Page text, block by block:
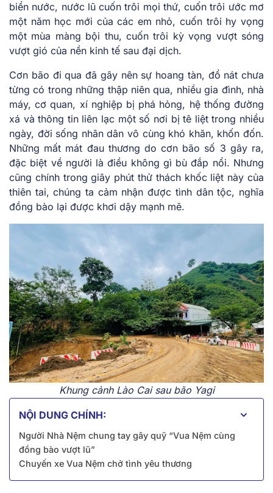
biển nước, nước lũ cuốn trôi mọi thứ, cuốn trôi ước mơ
một năm học mới của các em nhỏ, cuốn trôi hy vọng
một mùa màng bội thu, cuốn trôi kỳ vọng vượt sóng
vượt gió của nền kinh tế sau đại dịch.
Cơn bão đi qua đã gây nên sự hoang tàn, đổ nát chưa
từng có trong những thập niên qua, nhiều gia đình, nhà
máy, cơ quan, xí nghiệp bị phá hỏng, hệ thống đường
xá và thông tin liên lạc một số nơi bị tê liệt trong nhiều
ngày, đời sống nhân dân vô cùng khó khăn, khốn đốn.
Những mất mát đau thương do cơn bão số 3 gây ra,
đặc biệt về người là điều không gì bù đắp nổi. Nhưng
cũng chính trong giây phút thử thách khốc liệt này của
thiên tai, chúng ta cảm nhận được tình dân tộc, nghĩa
đồng bào lại được khơi dậy mạnh mẽ.
Khung cảnh Lào Cai sau bão Yagi
NỘI DUNG CHÍNH:
Người Nhà Nệm chung tay gây quỹ “Vua Nệm cùng
đồng bào vượt lũ”
Chuyến xe Vua Nệm chở tình yêu thương